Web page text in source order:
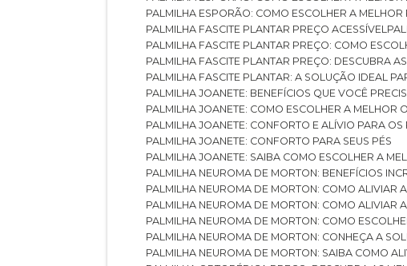
PALMILHA ESPORÃO: COMO ESCOLHER A
PALMILHA FASCITE PLANTAR PREÇO ACESSÍVEL
PALMILHA FASCITE PLANTAR PREÇO: COMO
PALMILHA FASCITE PLANTAR PREÇO: DESCUBRA
PALMILHA FASCITE PLANTAR: A SOLUÇÃO IDEAL
PALMILHA JOANETE: BENEFÍCIOS QUE VOCÊ
PALMILHA JOANETE: COMO ESCOLHER A
PALMILHA JOANETE: CONFORTO E ALÍVIO PARA OS
PALMILHA JOANETE: CONFORTO PARA SEUS PÉS
PALMILHA JOANETE: SAIBA COMO ESCOLHER A
PALMILHA NEUROMA DE MORTON: BENEFÍCIOS
PALMILHA NEUROMA DE MORTON: COMO
PALMILHA NEUROMA DE MORTON: COMO
PALMILHA NEUROMA DE MORTON: COMO
PALMILHA NEUROMA DE MORTON: CONHEÇA A
PALMILHA NEUROMA DE MORTON: SAIBA COMO